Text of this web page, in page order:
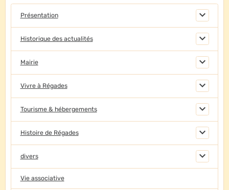
Présentation
Historique des actualités
Mairie
Vivre à Régades
Tourisme & hébergements
Histoire de Régades
divers
Vie associative